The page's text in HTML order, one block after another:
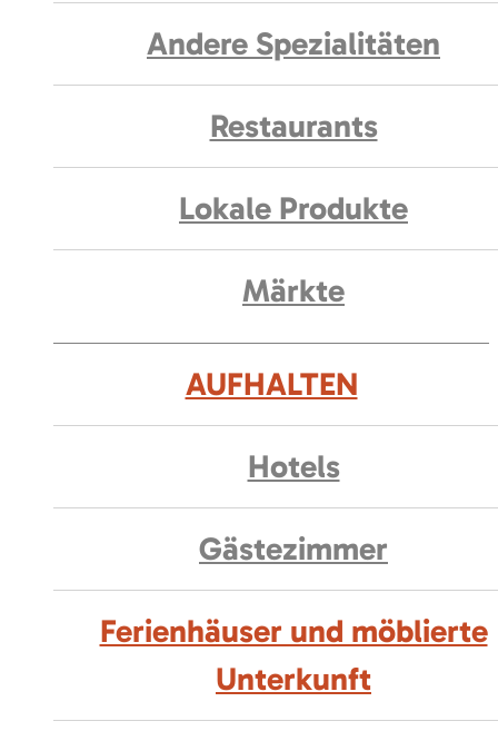
Andere Spezialitäten
Restaurants
Lokale Produkte
Märkte
AUFHALTEN
Hotels
Gästezimmer
Ferienhäuser und möblierte
Unterkunft